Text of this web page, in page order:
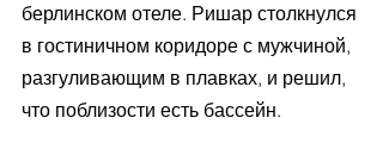
берлинском отеле. Ришар столкнулся
в гостиничном коридоре с мужчиной,
разгуливающим в плавках, и решил,
что поблизости есть бассейн.